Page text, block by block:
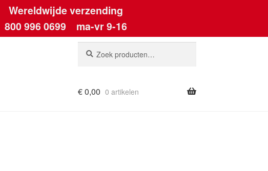
Wereldwijde verzending
800 996 0699 ma-vr 9-16
naar:
€0,00 0 artikelen